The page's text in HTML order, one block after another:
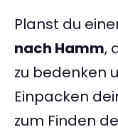
Planst du
nach Hamm,
zu bedenken
Einpacken
zum Finden